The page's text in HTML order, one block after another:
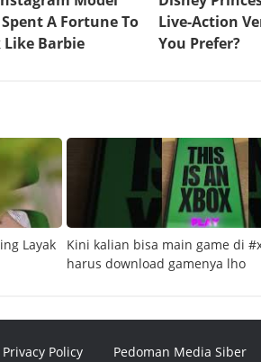
Layak
Kini kalian bisa main game di
harus download gamenya lho
Privacy Policy Pedoman Media Siber